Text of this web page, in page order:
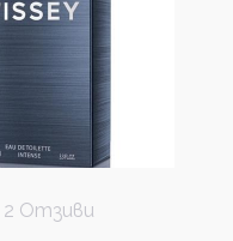
2 Отзиви